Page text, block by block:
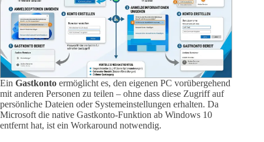
Ein Gastkonto ermöglicht es, den eigenen PC vorübergehend
mit anderen Personen zu teilen – ohne dass diese Zugriff auf
persönliche Dateien oder Systemeinstellungen erhalten. Da
Microsoft die native Gastkonto-Funktion ab Windows 10
entfernt hat, ist ein Workaround notwendig.